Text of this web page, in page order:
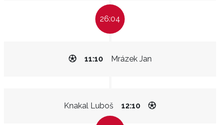
26:04
Mrázek Jan
11:10
Knakal Luboš 12:10